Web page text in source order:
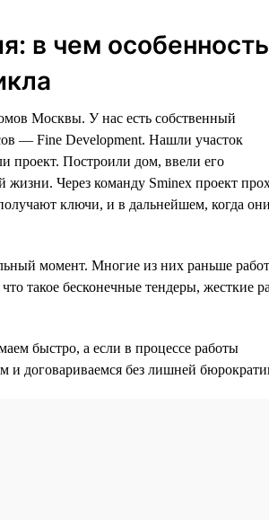
в чем особенность
Москвы. У нас есть собственный
— Fine Development. Нашли участок
проект. Построили дом, ввели его
жизни. Через команду Sminex проект
ключи, и в дальнейшем, когда они
момент. Многие из них раньше
такое бесконечные тендеры, жесткие
быстро, а если в процессе работы
и договариваемся без лишней